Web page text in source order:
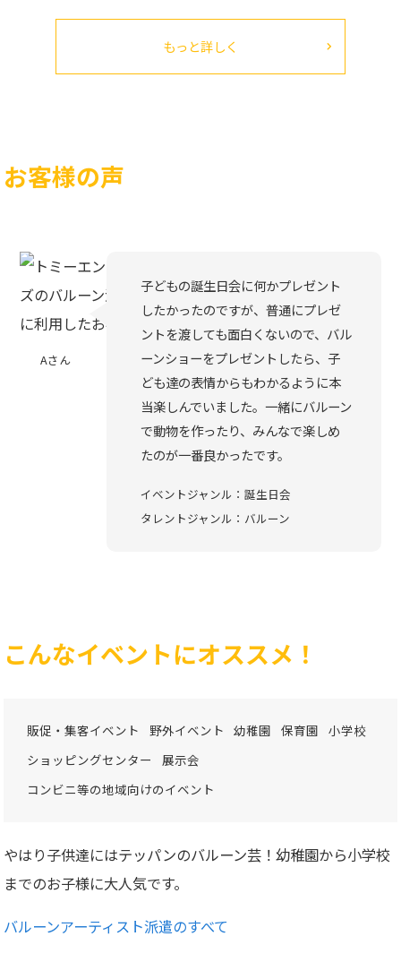
もっと詳しく
お客様の声
Aさん
子どもの誕生日会に何かプレゼント
したかったのですが、普通にプレゼ
ントを渡しても面白くないので、バル
ーンショーをプレゼントしたら、子
ども達の表情からもわかるように本
当楽しんでいました。一緒にバルーン
で動物を作ったり、みんなで楽しめ
たのが一番良かったです。
イベントジャンル：誕生日会
タレントジャンル：バルーン
こんなイベントにオススメ！
販促・集客イベント 野外イベント 幼稚園 保育園 小学校
ショッピングセンター
展示会
コンビニ等の地域向けのイベント
やはり子供達にはテッパンのバルーン芸！幼稚園から小学校
までのお子様に大人気です。
バルーンアーティスト派遣のすべて